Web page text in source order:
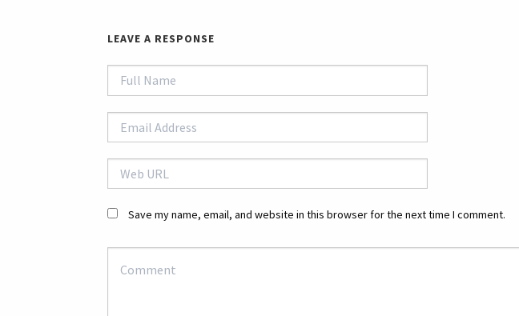
LEAVE A RESPONSE
Save my name, email, and website in this browser for the next time I comment.